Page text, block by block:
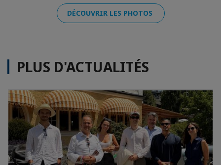
DÉCOUVRIR LES PHOTOS
PLUS D'ACTUALITÉS